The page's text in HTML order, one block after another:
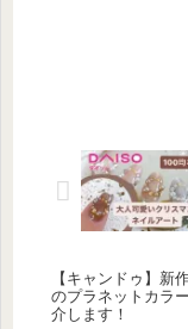
【キャンドゥ】新
のプラネットカラ
介します！